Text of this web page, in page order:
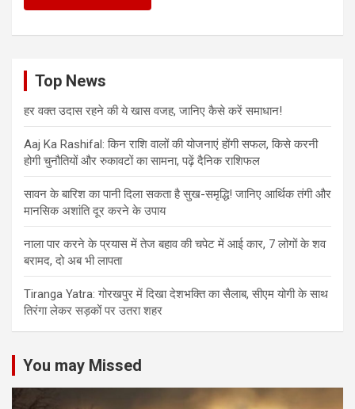
Top News
हर वक्त उदास रहने की ये खास वजह, जानिए कैसे करें समाधान!
Aaj Ka Rashifal: किन राशि वालों की योजनाएं होंगी सफल, किसे करनी
होगी चुनौतियों और रुकावटों का सामना, पढ़ें दैनिक राशिफल
सावन के बारिश का पानी दिला सकता है सुख-समृद्धि! जानिए आर्थिक तंगी और
मानसिक अशांति दूर करने के उपाय
नाला पार करने के प्रयास में तेज बहाव की चपेट में आई कार, 7 लोगों के शव
बरामद, दो अब भी लापता
Tiranga Yatra: गोरखपुर में दिखा देशभक्ति का सैलाब, सीएम योगी के साथ
तिरंगा लेकर सड़कों पर उतरा शहर
You may Missed